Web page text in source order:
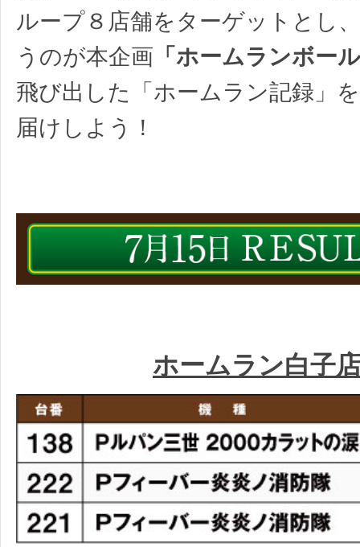
ループ８店舗をターゲットとし
うのが本企画 「ホームランボー
飛び出した「ホームラン記録」
届けしよう！
ホームラン白子